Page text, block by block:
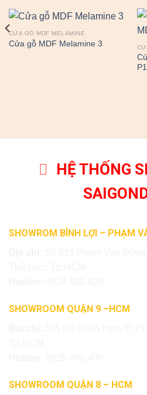
CỬA GỖ MDF MELAMINE
Cửa gỗ MDF Melamine 3
HỆ THỐNG
SHOWROM BÌNH LỢI – PHẠM
SHOWROOM QUẬN 9 –HCM
SHOWROOM QUẬN 8 – HCM